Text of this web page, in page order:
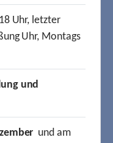
Uhr, letzter
Uhr, Montags
und
und am